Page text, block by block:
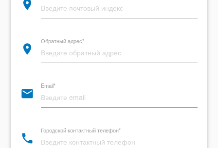
place
place
Обратный адрес*
email
Email*
local_phone
Городской контактный телефон*